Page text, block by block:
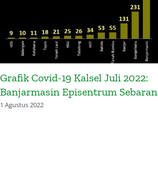
Grafik Covid-19 Kalsel Juli 2022:
Banjarmasin Episentrum Sebaran
1 Agustus 2022